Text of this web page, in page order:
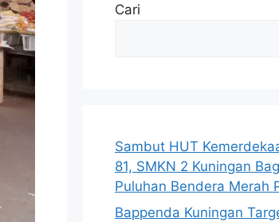
Cari
Sambut HUT
81, SMKN 2 Kuningan
Puluhan Bendera Merah
Bappenda Kuningan